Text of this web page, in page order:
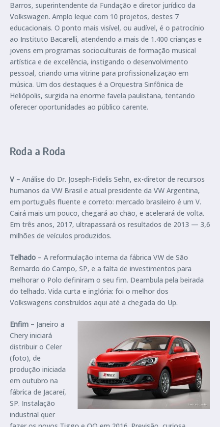
Barros, superintendente da Fundação e diretor jurídico da
Volkswagen. Amplo leque com 10 projetos, destes 7
educacionais. O ponto mais visível, ou audível, é o patrocínio
ao Instituto Bacarelli, atendendo a mais de 1.400 crianças e
jovens em programas socioculturais de formação musical
artística e de excelência, instigando o desenvolvimento
pessoal, criando uma vitrine para profissionalização em
música. Um dos destaques é a Orquestra Sinfônica de
Heliópolis, surgida na enorme favela paulistana, tentando
oferecer oportunidades ao público carente.
Roda a Roda
V – Análise do Dr. Joseph-Fidelis Sehn, ex-diretor de recursos
humanos da VW Brasil e atual presidente da VW Argentina,
em português fluente e correto: mercado brasileiro é um V.
Cairá mais um pouco, chegará ao chão, e acelerará de volta.
Em três anos, 2017, ultrapassará os resultados de 2013 — 3,6
milhões de veículos produzidos.
Telhado – A reformulação interna da fábrica VW de São
Bernardo do Campo, SP, e a falta de investimentos para
melhorar o Polo definiram o seu fim. Deambula pela beirada
do telhado. Vida curta e inglória: foi o melhor dos
Volkswagens construídos aqui até a chegada do Up.
Enfim – Janeiro a
Chery iniciará
distribuir o Celer
(foto), de
produção iniciada
em outubro na
fábrica de Jacareí,
SP. Instalação
industrial quer